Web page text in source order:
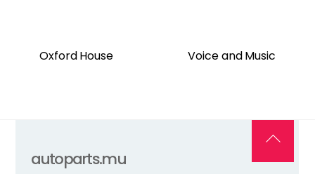
Oxford House Voice and Music
autoparts.mu